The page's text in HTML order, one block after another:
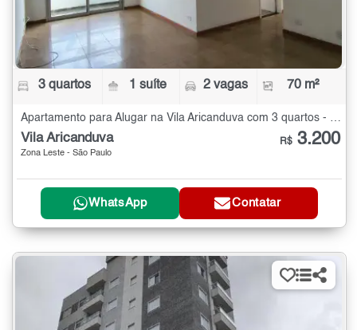
3 quartos 1 suíte 2 vagas 70 m²
Apartamento para Alugar na Vila Aricanduva com 3 quartos - 70 m²
Vila Aricanduva
Zona Leste - São Paulo
R$ 3.200
WhatsApp Contatar